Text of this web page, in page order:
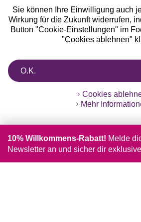
Sie können Ihre Einwilligung auch
Wirkung für die Zukunft widerrufen,
Button "Cookie-Einstellungen" im
"Cookies ablehnen"
O.K.
Cookies
Mehr
10% Willkommens-Rabatt! Melde
Newsletter an und sicher dir